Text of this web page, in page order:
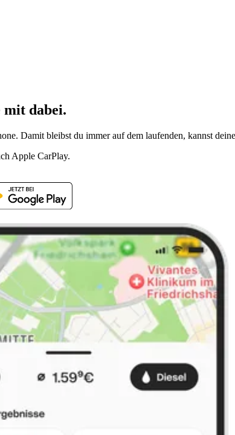
mit dabei.
Damit bleibst du immer auf dem laufenden, kannst
Apple CarPlay.